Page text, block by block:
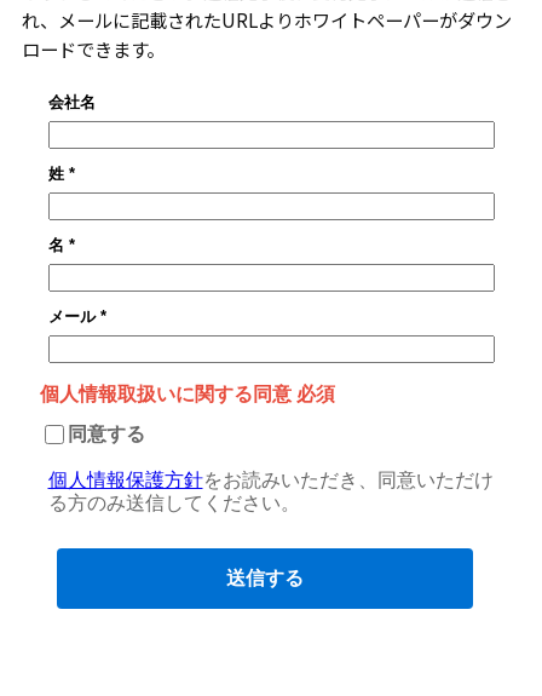
れ、メールに記載されたURLよりホワイトペーパーがダウン
ロードできます。